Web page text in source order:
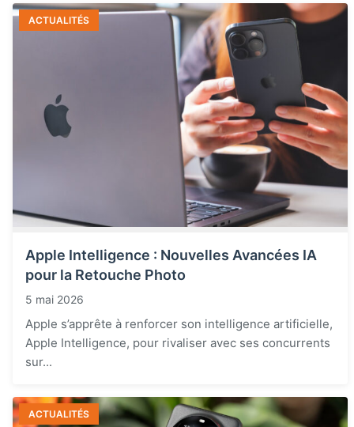
ACTUALITÉS
Apple Intelligence : Nouvelles Avancées IA
pour la Retouche Photo
5 mai 2026
Apple s’apprête à renforcer son intelligence artificielle,
Apple Intelligence, pour rivaliser avec ses concurrents
sur...
ACTUALITÉS